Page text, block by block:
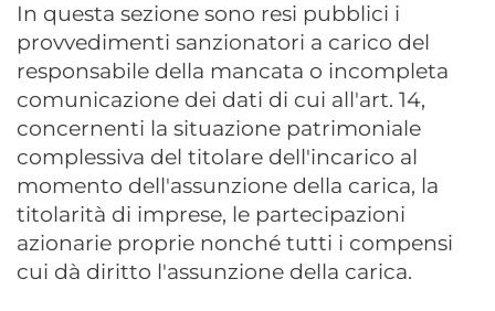
In questa sezione sono resi pubblici i
provvedimenti sanzionatori a carico del
responsabile della mancata o incompleta
comunicazione dei dati di cui all'art. 14,
concernenti la situazione patrimoniale
complessiva del titolare dell'incarico al
momento dell'assunzione della carica, la
titolarità di imprese, le partecipazioni
azionarie proprie nonché tutti i compensi
cui dà diritto l'assunzione della carica.